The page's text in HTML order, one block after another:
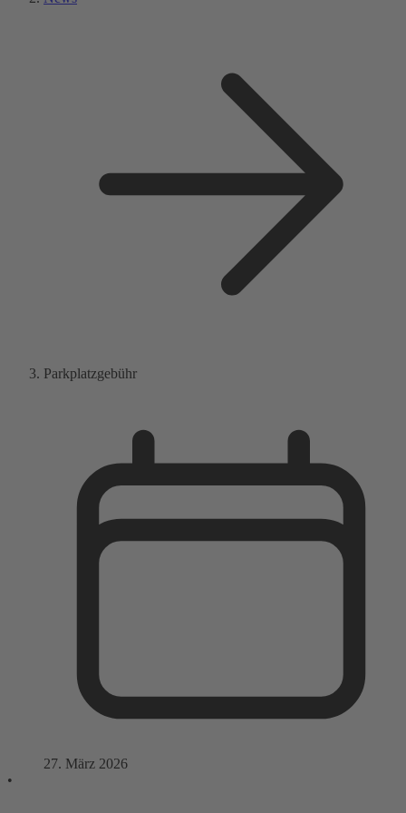
Parkplatzgebühr
27. März 2026
•